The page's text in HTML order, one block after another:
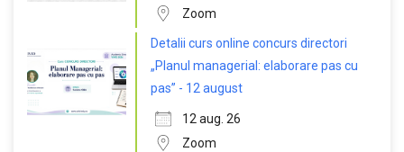
Zoom
Detalii curs online concurs directori
„Planul managerial: elaborare pas cu
pas” - 12 august
12 aug. 26
Zoom